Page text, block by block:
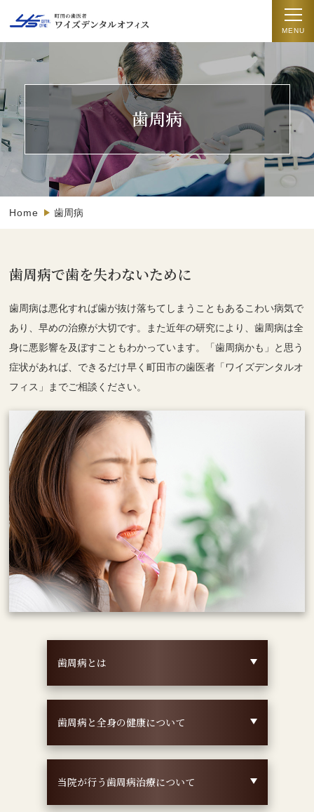
歯周病
Home 歯周病
歯周病で歯を失わないために
歯周病は悪化すれば歯が抜け落ちてしまうこともあるこわい病気で
あり、早めの治療が大切です。また近年の研究により、歯周病は全
身に悪影響を及ぼすこともわかっています。「歯周病かも」と思う
症状があれば、できるだけ早く町田市の歯医者「ワイズデンタルオ
フィス」までご相談ください。
歯周病とは
歯周病と全身の健康について
当院が行う歯周病治療について